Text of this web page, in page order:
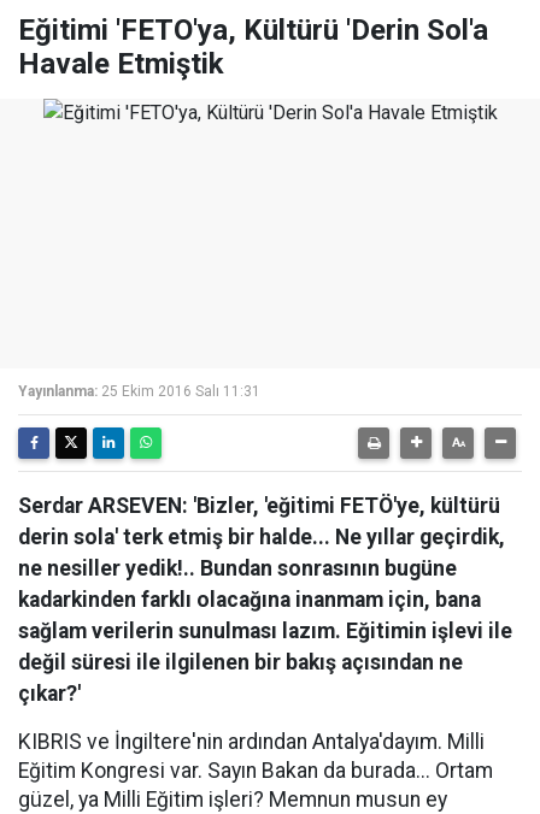
Eğitimi 'FETO'ya, Kültürü 'Derin Sol'a
Havale Etmiştik
Yayınlanma: 25 Ekim 2016 Salı 11:31
Serdar ARSEVEN: 'Bizler, 'eğitimi FETÖ'ye, kültürü
derin sola' terk etmiş bir halde... Ne yıllar geçirdik,
ne nesiller yedik!.. Bundan sonrasının bugüne
kadarkinden farklı olacağına inanmam için, bana
sağlam verilerin sunulması lazım. Eğitimin işlevi ile
değil süresi ile ilgilenen bir bakış açısından ne
çıkar?'
KIBRIS ve İngiltere'nin ardından Antalya'dayım. Milli
Eğitim Kongresi var. Sayın Bakan da burada... Ortam
güzel, ya Milli Eğitim işleri? Memnun musun ey